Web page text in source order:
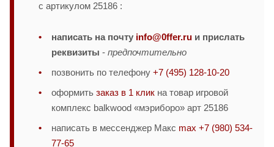
с артикулом 25186 :
написать на почту info@0ffer.ru и прислать
реквизиты - предпочтительно
позвонить по телефону +7 (495) 128-10-20
оформить заказ в 1 клик на товар игровой
комплекс balkwood «мэриборо» арт 25186
написать в мессенджер Макс max +7 (980) 534-
77-65